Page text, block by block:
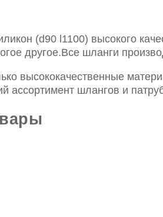
(d90 l1100) высокого
другое.Все шланги
высококачественные
ассортимент шлангов и